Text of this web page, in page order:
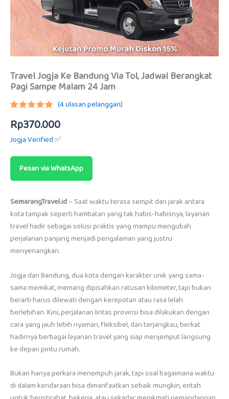
Travel Jogja Ke Bandung Via Tol, Jadwal Berangkat
Pagi Sampe Malam 24 Jam
5.00dari
5
berdasarkan
penilaian
(4ulasan pelanggan)
Rp370.000
Jogja Verified ✅
Pesan via WhatsApp
SemarangTravel.id– Saat waktu terasa sempit dan jarak antara
kota tampak seperti hambatan yang tak habis-habisnya, layanan
travel hadir sebagai solusi praktis yang mampu mengubah
perjalanan panjang menjadi pengalaman yang justru
menyenangkan.
Jogja dan Bandung, dua kota dengan karakter unik yang sama-
sama memikat, memang dipisahkan ratusan kilometer, tapi bukan
berarti harus dilewati dengan kerepotan atau rasa lelah
berlebihan. Kini, perjalanan lintas provinsi bisa dilakukan dengan
cara yang jauh lebih nyaman, fleksibel, dan terjangkau, berkat
hadirnya berbagai layanan travel yang siap menjemput langsung
ke depan pintu rumah.
Bukan hanya perkara menempuh jarak, tapi soal bagaimana waktu
di dalam kendaraan bisa dimanfaatkan sebaik mungkin, entah